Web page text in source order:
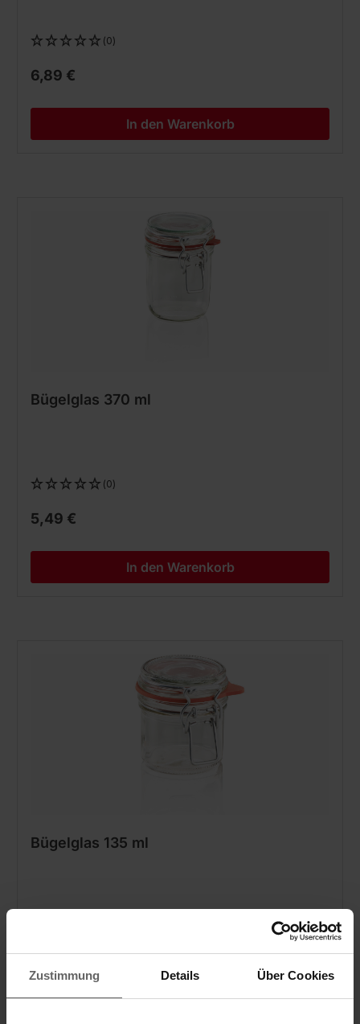
Zustimmung Details Über Cookies
(0)
6,89 €
In den Warenkorb
Bügelglas 370 ml
(0)
5,49 €
In den Warenkorb
Bügelglas 135 ml